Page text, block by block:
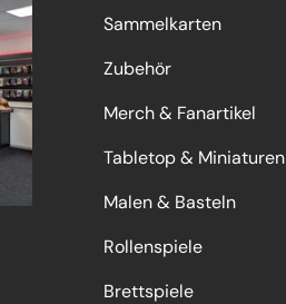
Sammelkarten
Zubehör
Merch & Fanartikel
Tabletop & Miniaturen
Malen & Basteln
Rollenspiele
Brettspiele